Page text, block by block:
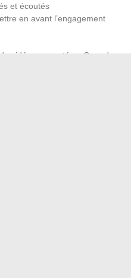
et écoutés
en avant l’engagement
idées remontées. Quand